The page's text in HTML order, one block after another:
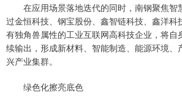
在应用场景落地迭代的同时，南钢聚焦智
过金恒科技、钢宝股份、鑫智链科技、鑫洋科
有独角兽属性的工业互联网高科技企业，将自
续输出，形成新材料、智能制造、能源环境、
兴产业集群。
绿色化擦亮底色